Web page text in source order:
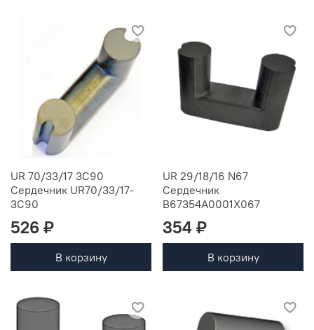
UR 70/33/17 3C90
Сердечник UR70/33/17-
3C90
526 ₽
В корзину
UR 29/18/16 N67
Сердечник
B67354A0001X067
354 ₽
В корзину